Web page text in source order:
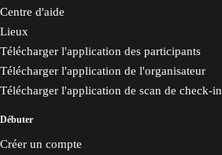
Centre d'aide
Lieux
Télécharger l'application des participants
Télécharger l'application de l'organisateur
Télécharger l'application de scan de check-in
Débuter
Créer un compte